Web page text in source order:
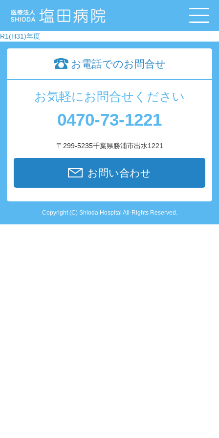
R1(H31)年度
お電話でのお問合せ
お気軽にお問合せください
0470-73-1221
〒299-5235千葉県勝浦市出水1221
お問い合わせ
Copyright (C) Shioda Hospital All-Rights Reserved.